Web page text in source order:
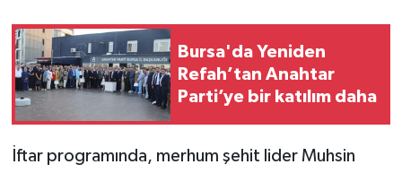
Bursa'da Yeniden
Refah’tan Anahtar
Parti’ye bir katılım daha
İftar programında, merhum şehit lider Muhsin